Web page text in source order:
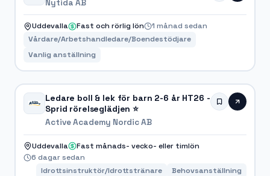
Nytida AB
Uddevalla Fast och rörlig lön
1 månad sedan
Vårdare/Arbetshandledare/Boendestödjare
Vanlig anställning
Ledare boll & lek för barn 2-6 år HT26 -
Sprid rörelseglädjen ⭐
Active Academy Nordic AB
Uddevalla
Fast månads- vecko- eller timlön
6 dagar sedan
Idrottsinstruktör/Idrottstränare
Behovsanställning